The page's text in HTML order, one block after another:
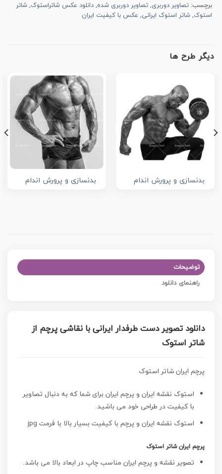
برچسب: تصاویر دوربری, تصاویر دوربری شده, دانلود عکس شاتراستوک, شاتر
استوک, شاتر استوک ایرانی, عکس با کیفیت ایران
دیگر طرح ها
بدنسازی و پرورش اندام بدنسازی و پرورش اندام
توضیحات
راهنمای دانلود
دانلود تصویر دست طرفدار ایرانی با نقاشی پرچم از
شاتر استوک
پرچم ایران شاتر استوک
استوک نقشه ایران و پرچم ایران برای شما که به دنبال تصاویر
با کیفیت در طراحی خود می باشید.
استوک نقشه ایران و پرچم با کیفیت بسیار بالا با فرمت jpg
پرچم ایران شاتر استوک
تصویر نقشه و پرچم ایران مناسب چاپ در ابعاد بالا می باشد.